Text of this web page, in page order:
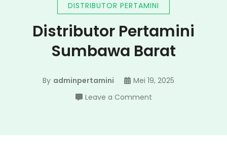
DISTRIBUTOR PERTAMINI
Distributor Pertamini
Sumbawa Barat
By adminpertamini
Mei 19, 2025
Leave a Commenton
Sumbawa